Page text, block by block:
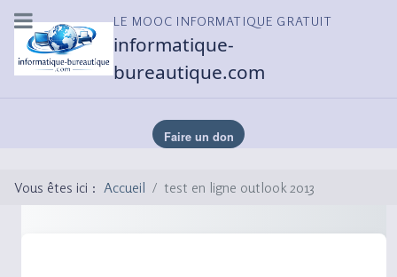
LE MOOC INFORMATIQUE GRATUIT
informatique-
bureautique.com
Vous êtes ici : Accueil test en ligne outlook 2013